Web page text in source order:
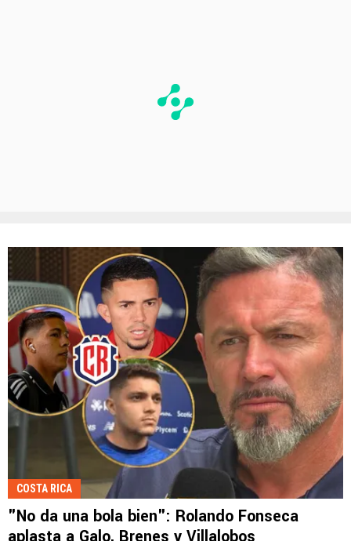
COSTA RICA
"No da una bola bien": Rolando Fonseca